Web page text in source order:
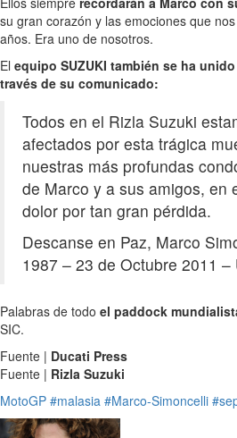
su gran corazón y las emociones que
años. Era uno de nosotros.
El equipo SUZUKI también se ha
través de su comunicado:
Todos en el Rizla Suzuki
afectados por esta trágica
nuestras más profundas
de Marco y a sus amigos, en
dolor por tan gran pérdida.
Descanse en Paz, Marco
1987 – 23 de Octubre 2011
Palabras de todo el paddock
SIC.
Fuente | Ducati Press
Fuente | Rizla Suzuki
MotoGP #malasia #Marco-Simoncelli